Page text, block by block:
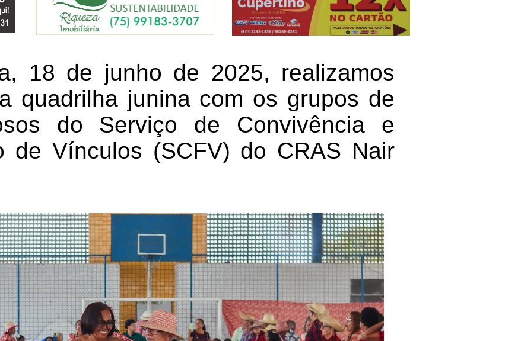
18 de junho de 2025, realizamos
quadrilha junina com os grupos de
do Serviço de Convivência e
de Vínculos (SCFV) do CRAS Nair